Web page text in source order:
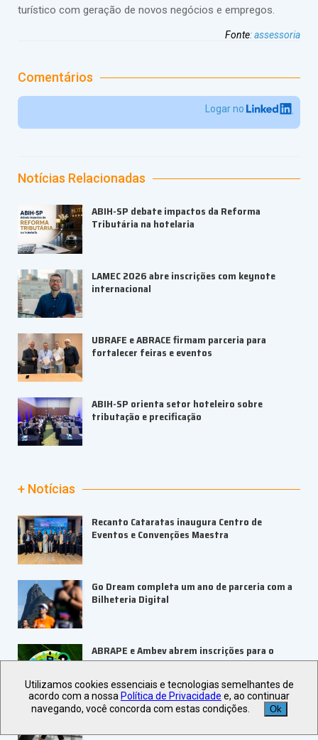
turístico com geração de novos negócios e empregos.
Fonte:assessoria
Comentários
Logar no
Notícias Relacionadas
ABIH-SP debate impactos da Reforma
Tributária na hotelaria
LAMEC 2026 abre inscrições com keynote
internacional
UBRAFE e ABRACE firmam parceria para
fortalecer feiras e eventos
ABIH-SP orienta setor hoteleiro sobre
tributação e precificação
+ Notícias
Recanto Cataratas inaugura Centro de
Eventos e Convenções Maestra
Go Dream completa um ano de parceria com a
Bilheteria Digital
ABRAPE e Ambev abrem inscrições para o
PRESE 2026
ALAGEV aponta tendências para viagens
Utilizamos cookies essenciais e tecnologias semelhantes de
acordo com a nossa Política de Privacidade e, ao continuar
navegando, você concorda com estas condições.
Ok